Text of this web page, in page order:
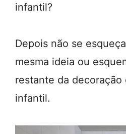
infantil?
Depois não se
mesma ideia ou
restante da decoração
infantil.